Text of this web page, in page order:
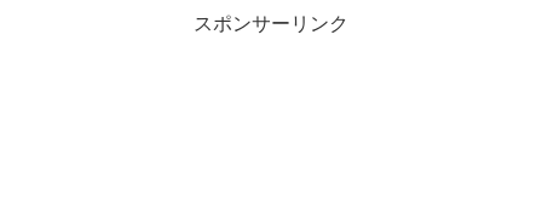
スポンサーリンク